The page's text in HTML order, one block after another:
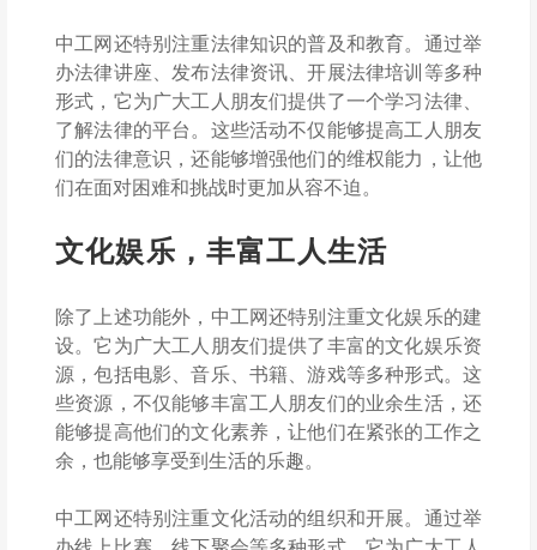
中工网还特别注重法律知识的普及和教育。通过举
办法律讲座、发布法律资讯、开展法律培训等多种
形式，它为广大工人朋友们提供了一个学习法律、
了解法律的平台。这些活动不仅能够提高工人朋友
们的法律意识，还能够增强他们的维权能力，让他
们在面对困难和挑战时更加从容不迫。
文化娱乐，丰富工人生活
除了上述功能外，中工网还特别注重文化娱乐的建
设。它为广大工人朋友们提供了丰富的文化娱乐资
源，包括电影、音乐、书籍、游戏等多种形式。这
些资源，不仅能够丰富工人朋友们的业余生活，还
能够提高他们的文化素养，让他们在紧张的工作之
余，也能够享受到生活的乐趣。
中工网还特别注重文化活动的组织和开展。通过举